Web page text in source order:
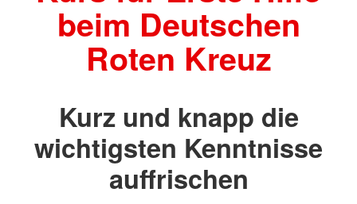
beim Deutschen
Roten Kreuz
Kurz und knapp die
wichtigsten Kenntnisse
auffrischen